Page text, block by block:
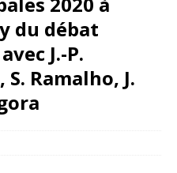
du débat
J.-P.
Ramalho, J.